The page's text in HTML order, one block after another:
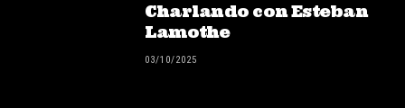
Charlando con Esteban
Lamothe
03/10/2025